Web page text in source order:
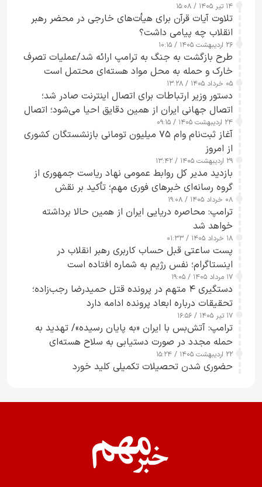
۱۴ تیر ۱۴۰۵ / ۱۵:۰۸
تلاوت آیات قرآن برای هیأت‌های خارجی در محضر رهبر
انقلاب چه پیامی داشت؟
۲۶ اردیبهشت ۱۴۰۵ / ۱۰:۱۵
طرح‌ بازگشت به جنگ به ترامپ ارائه شد/عملیات تصرف
خارک و حمله به محل مواد هسته‌ای محتمل است
۰۵ خرداد ۱۴۰۵ / ۱۳:۲۸
دستور وزیر ارتباطات برای اتصال اینترنت صادر شد؛
اتصال جهانی ایران از همین دقایق احیا می‌شود؛ اتصال
کامل مردم تا ۲۴ ساعت آینده
۲۴ اردیبهشت ۱۴۰۵ / ۰۹:۱۵
آغاز ثبت‌نام وام ۷۵ میلیون تومانی بازنشستگان کشوری
از امروز
۲۹ اردیبهشت ۱۴۰۵ / ۱۳:۴۲
بازدید مدیر کل روابط عمومی نهاد ریاست جمهوری از
گروه رسانه‌ای خبرهای فوری مهم؛ تأکید بر نقش
رسانه‌های هوشمند و مسئول در ارتقای آگاهی عمومی
۰۸ خرداد ۱۴۰۵ / ۱۹:۰۸
ترامپ: محاصره دریایی ایران از همین حالا برداشته
خواهد شد
۱۸ خرداد ۱۴۰۵ / ۰۱:۳۳
پست ساعتی قبل حساب کاربری رهبر انقلاب در
اینستاگرام؛ نفس رژیم به شماره افتاده است​
۱۷ مرداد ۱۴۰۵ / ۱۹:۰۵
دستگیری ۴ متهم در پرونده قتل حمیدرضا رجب‌زاده؛
تحقیقات درباره ابعاد پرونده ادامه دارد
۱۷ تیر ۱۴۰۵ / ۱۶:۵۶
ترامپ: آتش‌بس با ایران «به پایان رسیده»/ تهدید به
حمله مجدد در صورت دستیابی به سلاح هسته‌ای
۲۲ اردیبهشت ۱۴۰۵ / ۱۵:۲۴
حضوری شدن تحصیلات تکمیلی کلید خورد